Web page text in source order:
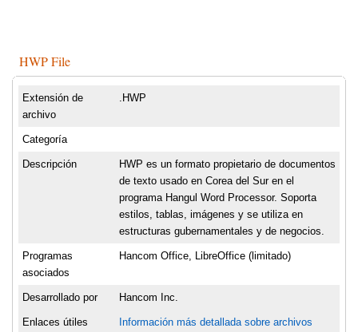
HWP File
Extensión de
archivo
.HWP
Categoría
Descripción
HWP es un formato propietario de documentos
de texto usado en Corea del Sur en el
programa Hangul Word Processor. Soporta
estilos, tablas, imágenes y se utiliza en
estructuras gubernamentales y de negocios.
Programas
asociados
Hancom Office, LibreOffice (limitado)
Desarrollado por Hancom Inc.
Enlaces útiles
Información más detallada sobre archivos